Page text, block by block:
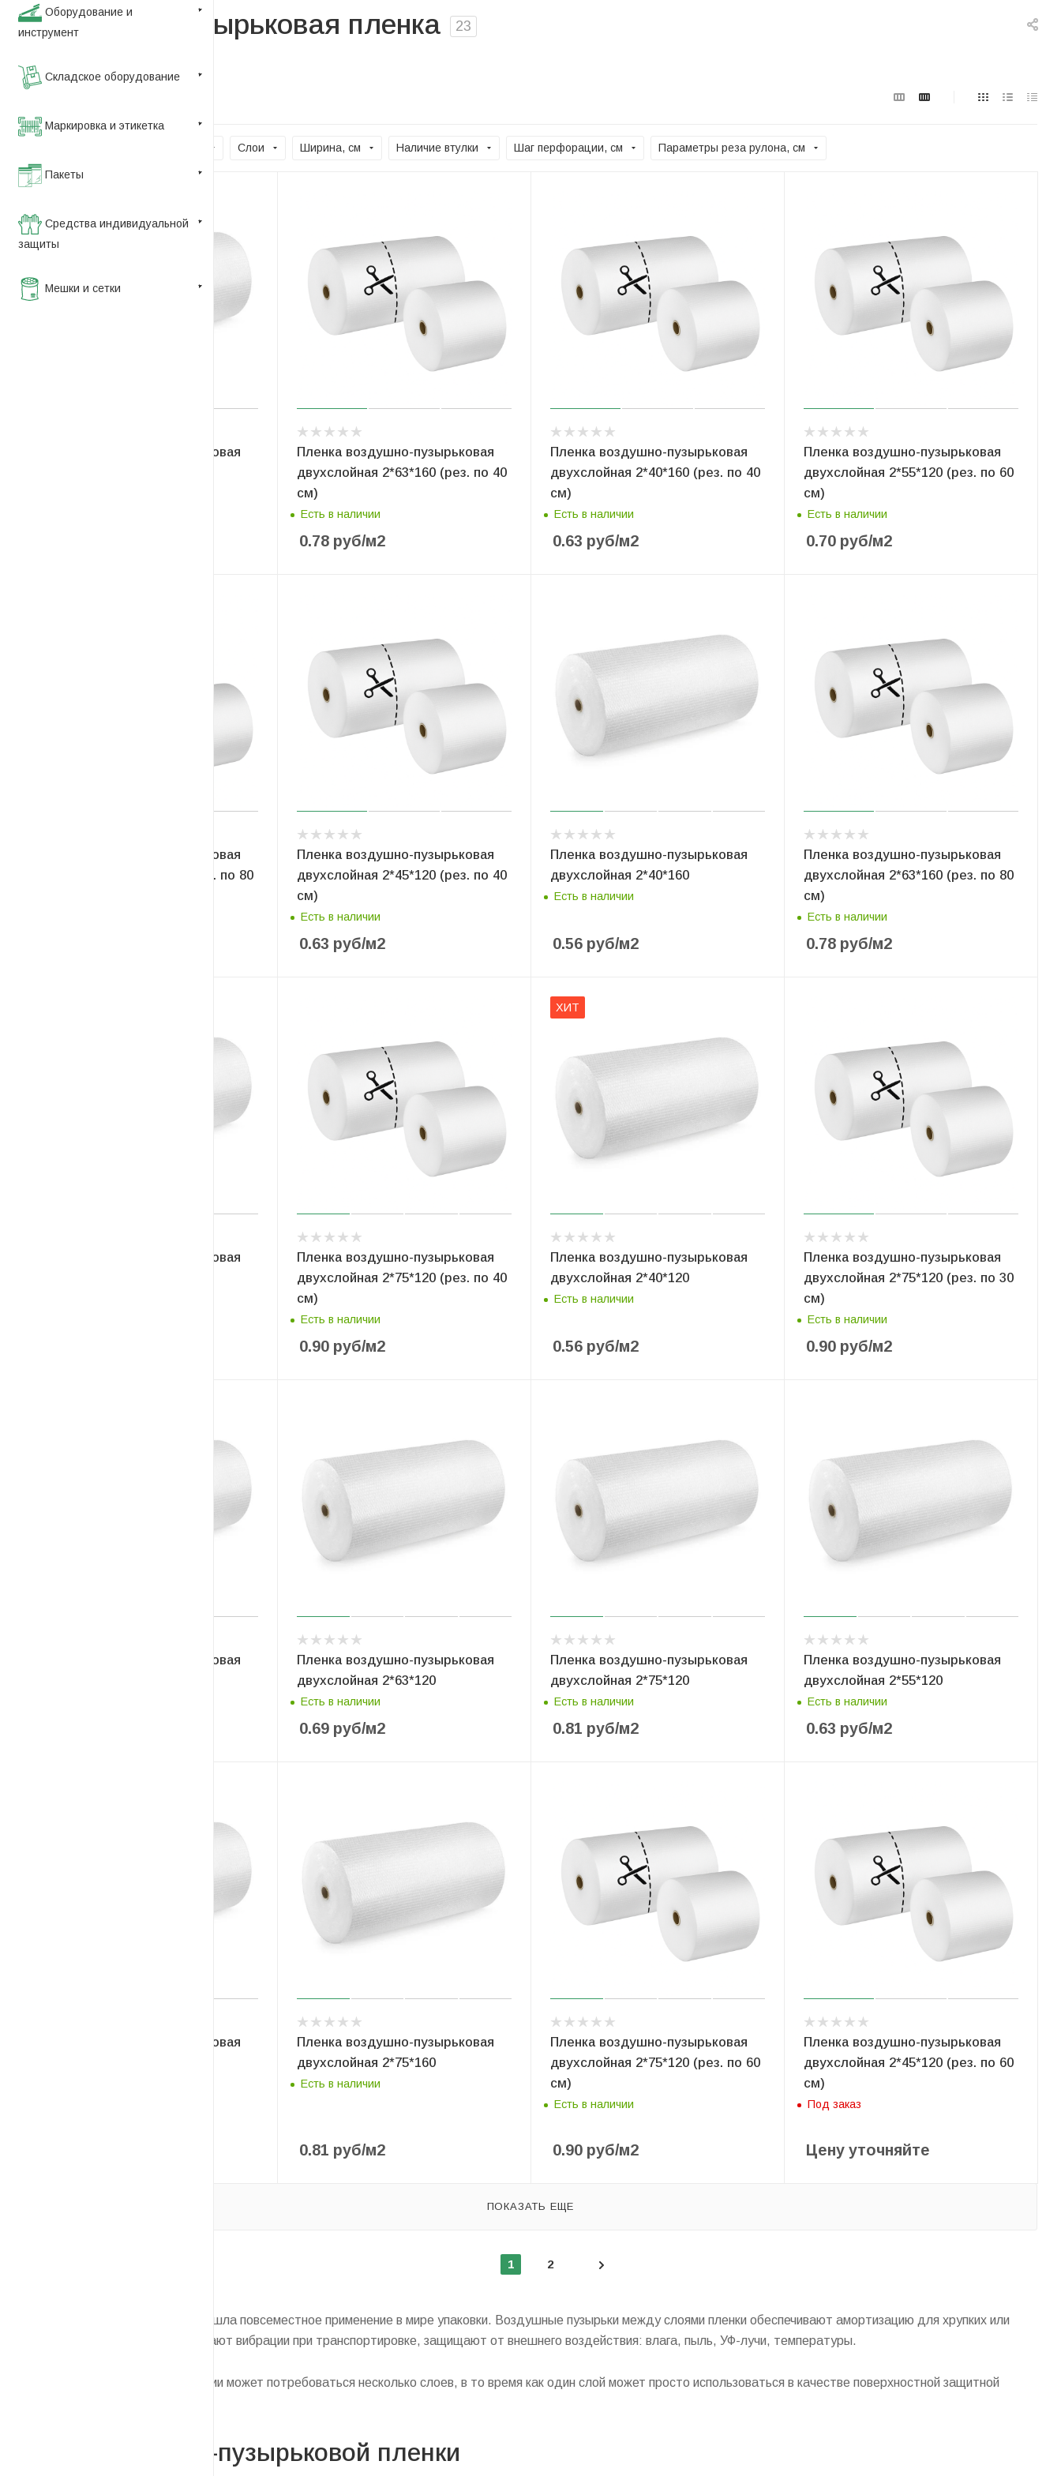
Оборудование и
инструмент
Складское оборудование
Маркировка и этикетка
Пакеты
Средства индивидуальной
защиты
Мешки и сетки
Воздушно-пузырьковая пленка 23
Слои Ширина, см Наличие втулки Шаг перфорации, см Параметры реза рулона, см
Пленка воздушно-пузырьковая
Пленка воздушно-пузырьковая
двухслойная 2*63*160 (рез. по 40
см)
Есть в наличии
0.78 руб/м2
Пленка воздушно-пузырьковая
двухслойная 2*40*160 (рез. по 40
см)
Есть в наличии
0.63 руб/м2
Пленка воздушно-пузырьковая
двухслойная 2*55*120 (рез. по 60
см)
Есть в наличии
0.70 руб/м2
Пленка воздушно-пузырьковая
двухслойная 2*55*160 (рез. по 80
Пленка воздушно-пузырьковая
двухслойная 2*45*120 (рез. по 40
см)
Есть в наличии
0.63 руб/м2
Пленка воздушно-пузырьковая
двухслойная 2*40*160
Есть в наличии
0.56 руб/м2
Пленка воздушно-пузырьковая
двухслойная 2*63*160 (рез. по 80
см)
Есть в наличии
0.78 руб/м2
Пленка воздушно-пузырьковая
Пленка воздушно-пузырьковая
двухслойная 2*75*120 (рез. по 40
см)
Есть в наличии
0.90 руб/м2
ХИТ
Пленка воздушно-пузырьковая
двухслойная 2*40*120
Есть в наличии
0.56 руб/м2
Пленка воздушно-пузырьковая
двухслойная 2*75*120 (рез. по 30
см)
Есть в наличии
0.90 руб/м2
Пленка воздушно-пузырьковая
Пленка воздушно-пузырьковая
двухслойная 2*63*120
Есть в наличии
0.69 руб/м2
Пленка воздушно-пузырьковая
двухслойная 2*75*120
Есть в наличии
0.81 руб/м2
Пленка воздушно-пузырьковая
двухслойная 2*55*120
Есть в наличии
0.63 руб/м2
Пленка воздушно-пузырьковая
Пленка воздушно-пузырьковая
двухслойная 2*75*160
Есть в наличии
0.81 руб/м2
Пленка воздушно-пузырьковая
двухслойная 2*75*120 (рез. по 60
см)
Есть в наличии
0.90 руб/м2
Пленка воздушно-пузырьковая
двухслойная 2*45*120 (рез. по 60
см)
Под заказ
Цену уточняйте
ПОКАЗАТЬ ЕЩЕ
1 2
Пленка с пузырьками воздуха нашла повсеместное применение в мире упаковки. Воздушные пузырьки между слоями пленки обеспечивают амортизацию для хрупких или
чувствительных объектов, снижают вибрации при транспортировке, защищают от внешнего воздействия: влага, пыль, УФ-лучи, температуры.
Для защиты от ударов и вибрации может потребоваться несколько слоев, в то время как один слой может просто использоваться в качестве поверхностной защитной
Типы воздушно-пузырьковой пленки